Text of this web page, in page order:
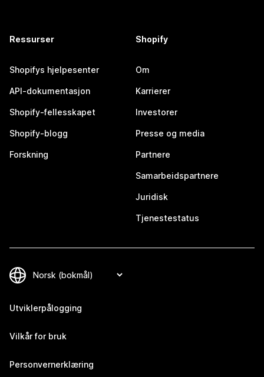
Ressurser
Shopifys hjelpesenter
API-dokumentasjon
Shopify-fellesskapet
Shopify-blogg
Forskning
Shopify
Om
Karrierer
Investorer
Presse og media
Partnere
Samarbeidspartnere
Juridisk
Tjenestestatus
Utviklerpålogging
Vilkår for bruk
Personvernerklæring